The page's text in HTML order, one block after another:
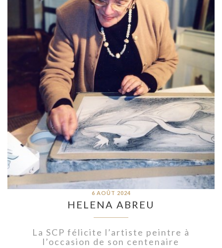
6 AOÛT 2024
HELENA ABREU
La SCP félicite l’artiste peintre à
l’occasion de son centenaire